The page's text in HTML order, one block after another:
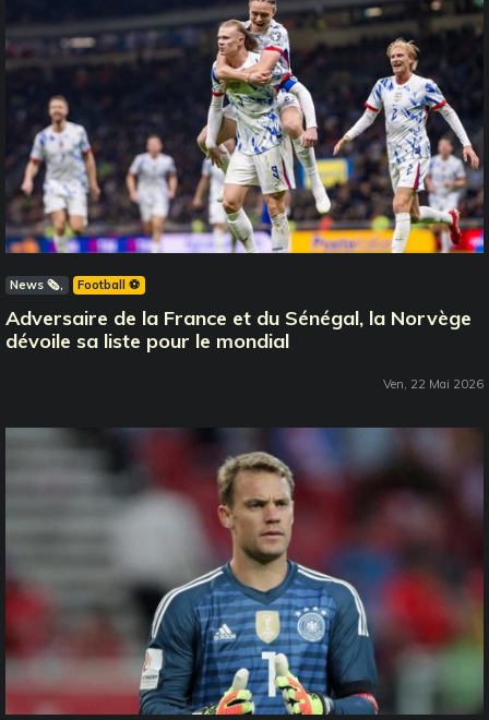
News 🗞️ Football ⚽️
Adversaire de la France et du Sénégal, la Norvège
dévoile sa liste pour le mondial
Ven, 22 Mai 2026